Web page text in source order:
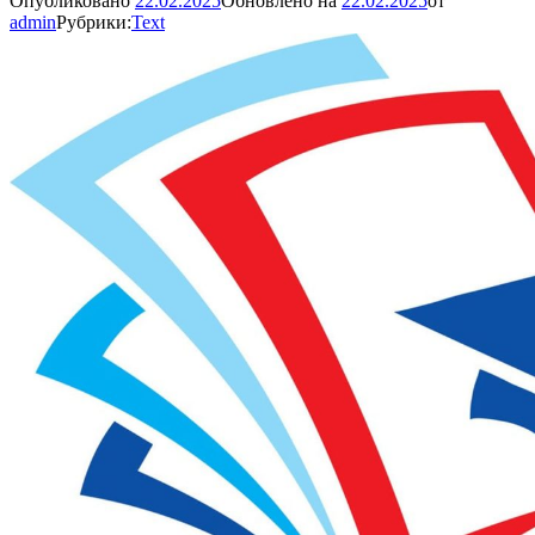
adminРубрики:Text